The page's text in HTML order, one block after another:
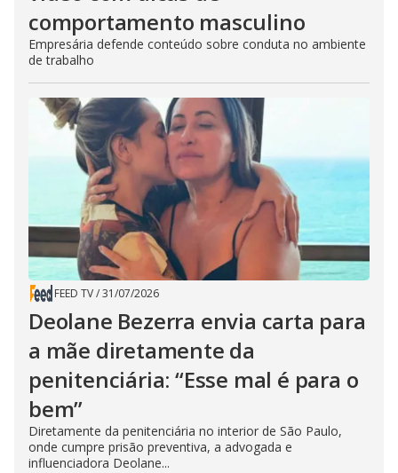
comportamento masculino
Empresária defende conteúdo sobre conduta no ambiente
de trabalho
FEED TV/31/07/2026
Deolane Bezerra envia carta para
a mãe diretamente da
penitenciária: “Esse mal é para o
bem”
Diretamente da penitenciária no interior de São Paulo,
onde cumpre prisão preventiva, a advogada e
influenciadora Deolane...